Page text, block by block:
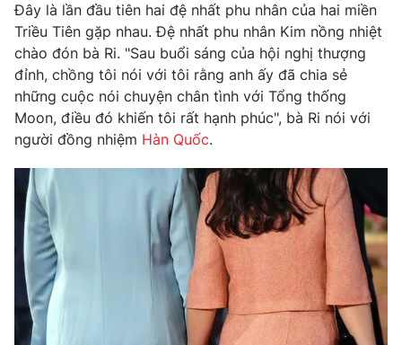
Khán giả
Giải sao mai
Âm nhạc
Sao
Du lịch
Làm đẹp
Chất lượng cuộc sống
Giáo dục
Tuyển sinh
Học trực tuyến
Công nghệ
Hitech Công nghệ tương lai
Sản phẩm
Thị trường
Tư vấn
Giao lưu trực tuyến
Lịch phát sóng
Chuyên mục khác
Emagazine Podcast
Đây là lần đầu tiên hai đệ nhất phu nhân của hai miền
Triều Tiên gặp nhau. Đệ nhất phu nhân Kim nồng nhiệt
chào đón bà Ri. "Sau buổi sáng của hội nghị thượng
đỉnh, chồng tôi nói với tôi rằng anh ấy đã chia sẻ
những cuộc nói chuyện chân tình với Tổng thống
Moon, điều đó khiến tôi rất hạnh phúc", bà Ri nói với
người đồng nhiệm Hàn Quốc.